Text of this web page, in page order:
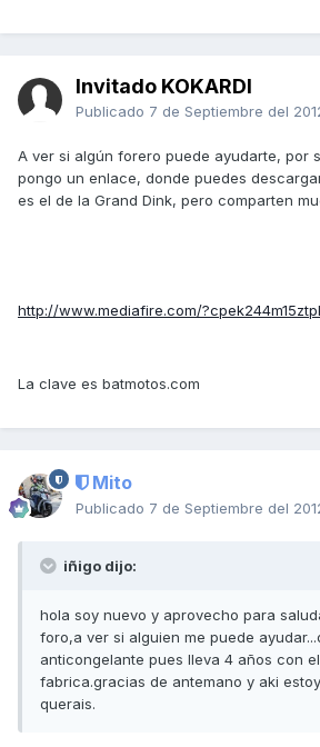
Invitado KOKARDI
Publicado 7 de Septiembre del
A ver si algún forero puede ayudarte, por
pongo un enlace, donde puedes
es el de la Grand Dink, pero comparten
http://www.mediafire.com/
La clave es batmotos.com
Mito
Publicado 7 de Septiembre del
iñigo dijo:
hola soy nuevo y aprovecho para
foro,a ver si alguien me puede
anticongelante pues lleva 4 años con
fabrica.gracias de antemano y aki
querais.